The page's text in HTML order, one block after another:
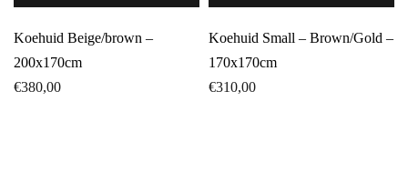
Koehuid Beige/brown –
200x170cm
€380,00
Koehuid Small – Brown/Gold –
170x170cm
€310,00